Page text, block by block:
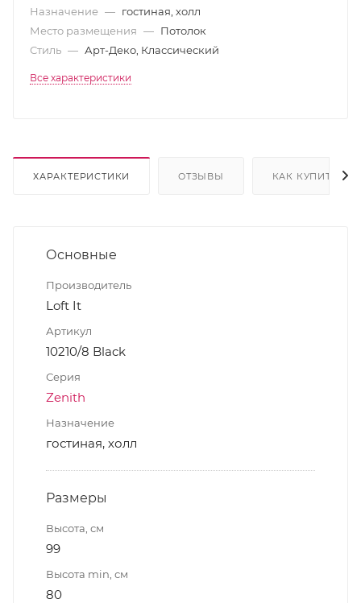
Назначение — гостиная, холл
Место размещения — Потолок
Стиль — Арт-Деко, Классический
Все характеристики
ХАРАКТЕРИСТИКИ ОТЗЫВЫ КАК КУПИТЬ
Основные
Производитель
Loft It
Артикул
10210/8 Black
Серия
Zenith
Назначение
гостиная, холл
Размеры
Высота, см
99
Высота min, см
80